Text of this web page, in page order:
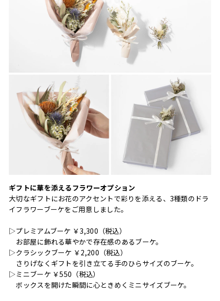
ギフトに華を添えるフラワーオプション
大切なギフトにお花のアクセントで彩りを添える、3種類のドラ
イフラワーブーケをご用意しました。
▷プレミアムブーケ ￥3,300（税込）
お部屋に飾れる華やかで存在感のあるブーケ。
▷クラシックブーケ ￥2,200（税込）
さりげなくギフトを引き立てる手のひらサイズのブーケ。
▷ミニブーケ ￥550（税込）
ボックスを開けた瞬間に心ときめくミニサイズブーケ。